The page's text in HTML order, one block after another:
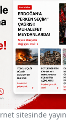
sitesinde